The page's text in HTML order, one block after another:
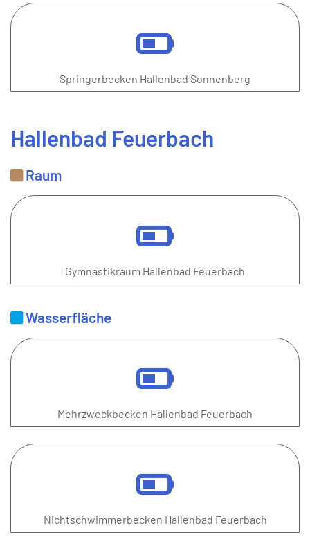
Springerbecken Hallenbad Sonnenberg
Hallenbad Feuerbach
Raum
Gymnastikraum Hallenbad Feuerbach
Wasserfläche
Mehrzweckbecken Hallenbad Feuerbach
Nichtschwimmerbecken Hallenbad Feuerbach